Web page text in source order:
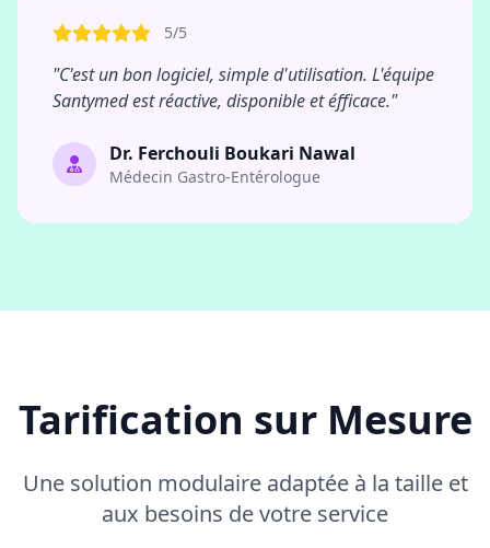
5/5
"C'est un bon logiciel, simple d'utilisation. L'équipe
Santymed est réactive, disponible et éfficace."
Dr. Ferchouli Boukari Nawal
Médecin Gastro-Entérologue
Tarification sur Mesure
Une solution modulaire adaptée à la taille et
aux besoins de votre service